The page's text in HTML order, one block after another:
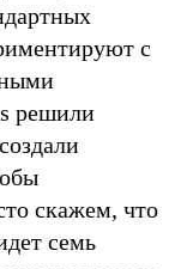
с
решили
скажем, что
семь